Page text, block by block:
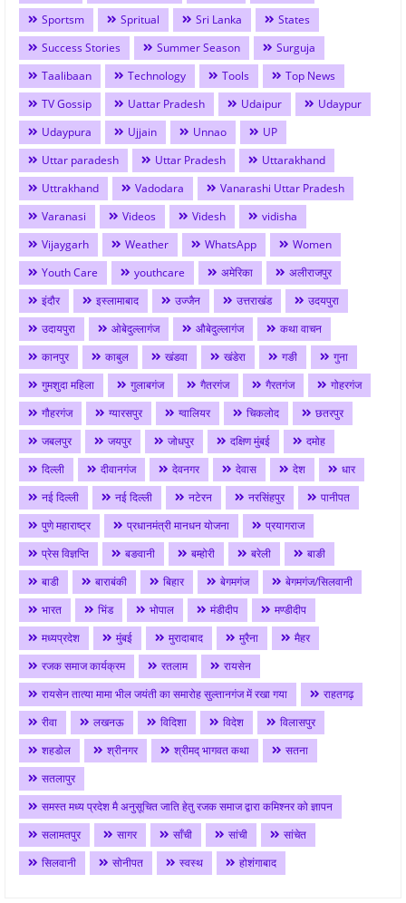
Sportsm
Spritual Sri Lanka
States
Success Stories
Summer Season
Surguja
Taalibaan
Technology Tools
Top News
TV Gossip
Uattar Pradesh Udaipur
Udaypur
Udaypura
Ujjain Unnao
UP
Uttar paradesh
Uttar Pradesh
Uttarakhand
Uttrakhand
Vadodara
Vanarashi Uttar Pradesh
Varanasi
Videos Videsh
vidisha
Vijaygarh
Weather WhatsApp
Women
Youth Care
youthcare अमेरिका
अलीराजपुर
इंदौर
इस्लामाबाद उज्जैन उत्तराखंड
उदयपुरा
उदायपुरा
ओबेदुल्लागंज औबेदुल्लागंज
कथा वाचन
कानपुर
काबुल खंडवा खंडेरा गङी
गुना
गुमशुदा महिला
गुलाबगंज गैतरगंज गैरतगंज
गोहरगंज
गौहरगंज
ग्यारसपुर ग्वालियर चिकलोद
छतरपुर
जबलपुर
जयपुर जोधपुर दक्षिण मुंबई
दमोह
दिल्ली
दीवानगंज देवनगर देवास देश
धार
नई दिल्ली
नई दिल्ली नटेरन नरसिंहपुर
पानीपत
पुणे महाराष्ट्र
प्रधानमंत्री मानधन योजना
प्रयागराज
प्रेस विज्ञप्ति
बङवानी बम्होरी बरेली
बाङी
बाडी
बाराबंकी बिहार बेगमगंज
बेगमगंज/सिलवानी
भारत
भिंड भोपाल मंडीदीप
मण्डीदीप
मध्यप्रदेश
मुंबई मुरादाबाद मुरैना
मैहर
रजक समाज कार्यक्रम
रतलाम
रायसेन
रायसेन तात्या मामा भील जयंती का समारोह सुल्तानगंज में रखा गया
राहतगढ़
रीवा
लखनऊ विदिशा विदेश
विलासपुर
शहडोल
श्रीनगर श्रीमद् भागवत कथा
सतना
सतलापुर
समस्त मध्य प्रदेश मै अनुसूचित जाति हेतु रजक समाज द्वारा कमिश्नर को ज्ञापन
सलामतपुर
सागर साँची सांची
सांचेत
सिलवानी
सोनीपत स्वस्थ होशंगाबाद